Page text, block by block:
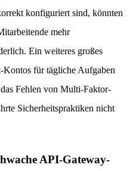
konfiguriert sind, könnten
mehr
Ein weiteres großes
Kontos für tägliche Aufgaben
Fehlen von Multi-Faktor-
Sicherheitspraktiken nicht
API-Gateway-